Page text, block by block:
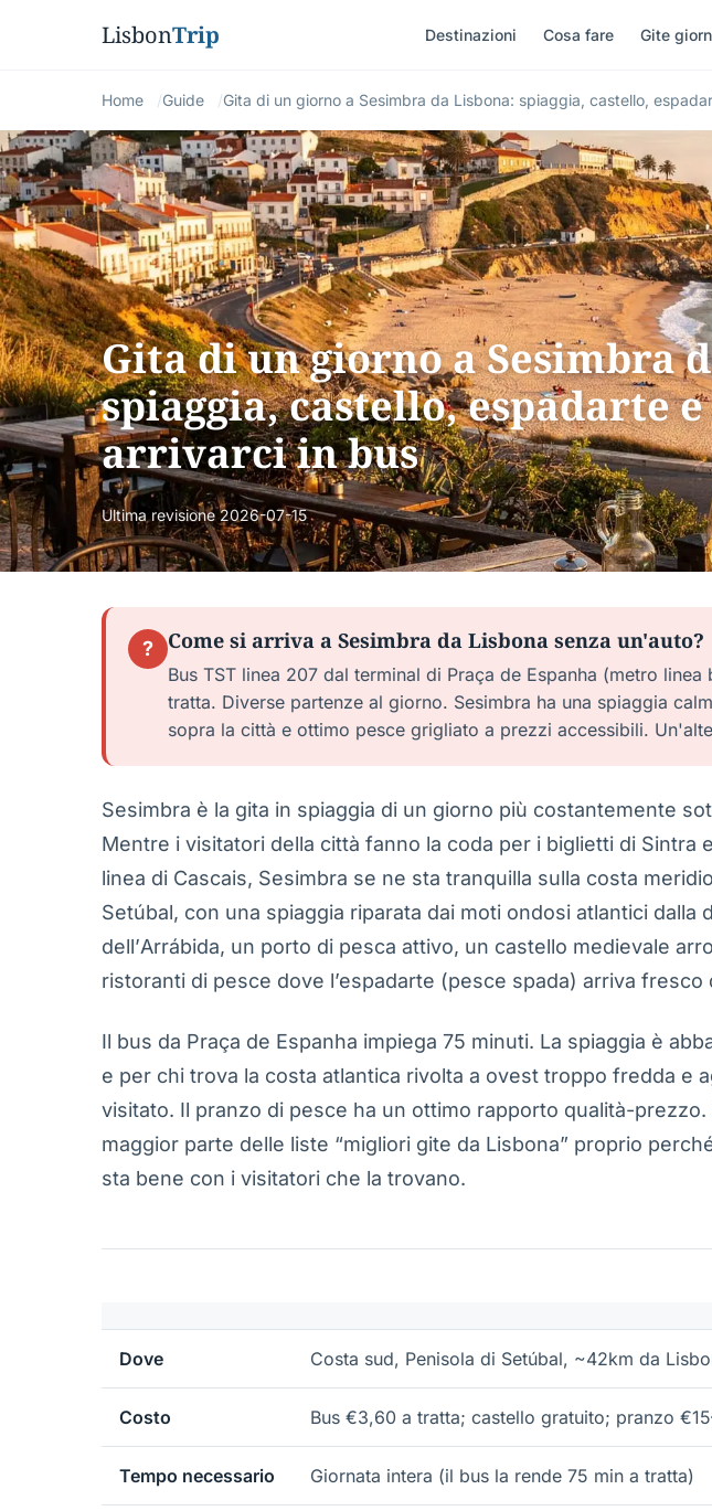
LisbonTrip Destinazioni Cosa fare Gite
Home Guide Gita di un giorno a Sesimbra da Lisbona: spiaggia, castello,
Gita di un giorno a Sesimbra
spiaggia, castello, espadarte
arrivarci in bus
Ultima revisione2026-07-15
? Come si arriva a Sesimbra da Lisbona senza un'auto?
Bus TST linea 207 dal terminal di Praça de Espanha (metro
tratta. Diverse partenze al giorno. Sesimbra ha una spiaggia
sopra la città e ottimo pesce grigliato a prezzi accessibili.
Sesimbra è la gita in spiaggia di un giorno più costantemente
Mentre i visitatori della città fanno la coda per i biglietti di Sintra
linea di Cascais, Sesimbra se ne sta tranquilla sulla costa
Setúbal, con una spiaggia riparata dai moti ondosi atlantici dalla
dell’Arrábida, un porto di pesca attivo, un castello medievale
ristoranti di pesce dove l’espadarte (pesce spada) arriva fresco
Il bus da Praça de Espanha impiega 75 minuti. La spiaggia è
e per chi trova la costa atlantica rivolta a ovest troppo fredda e
visitato. Il pranzo di pesce ha un ottimo rapporto qualità-
maggior parte delle liste “migliori gite da Lisbona” proprio
sta bene con i visitatori che la trovano.
Dove Costa sud, Penisola di Setúbal, ~42km da
Costo Bus €3,60 a tratta; castello gratuito; pranzo
Tempo necessario Giornata intera (il bus la rende 75 min a tratta)